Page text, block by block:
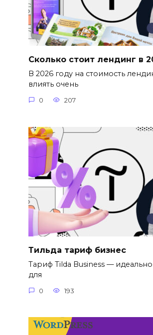
Сколько стоит лендинг в
В 2026 году на стоимость
влиять очень
0 207
Тильда тариф бизнес
Тариф Tilda Business —
для
0 193